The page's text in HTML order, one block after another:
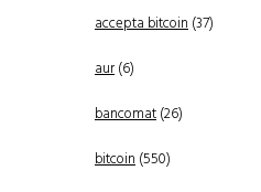
accepta bitcoin(37)
aur(6)
bancomat(26)
bitcoin(550)